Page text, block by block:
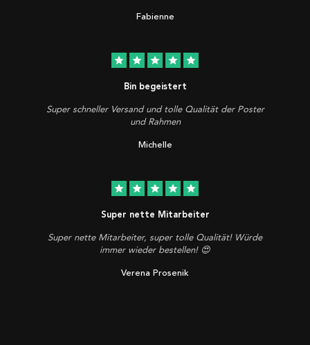
Fabienne
star star star star star
Bin begeistert
Super schneller Versand und tolle Qualität der Poster
und Rahmen
Michelle
star star star star star
Super nette Mitarbeiter
Super nette Mitarbeiter, super tolle Qualität! Würde
immer wieder bestellen! 😍
Verena Prosenik